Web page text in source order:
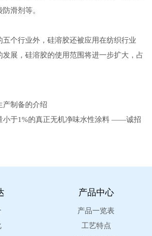
滑剂等。
个行业外，硅溶胶还被应用在纺织行业
发展，硅溶胶的使用范围将进一步扩大，占
产制备的介绍
小于1%的真正无机净味水性涂料 ——诚招
产品中心
产品一览表
工艺特点